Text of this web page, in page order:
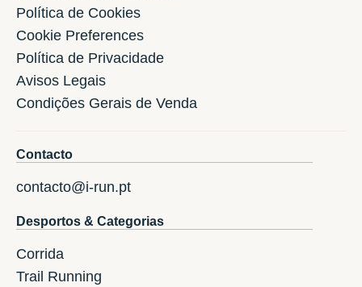
Política de Cookies
Cookie Preferences
Política de Privacidade
Avisos Legais
Condições Gerais de Venda
Contacto
contacto@i-run.pt
Desportos & Categorias
Corrida
Trail Running